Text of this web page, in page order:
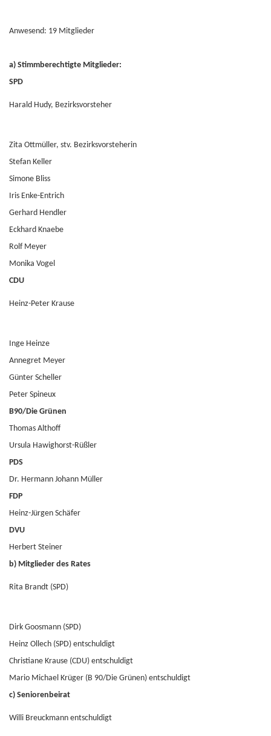
Anwesend: 19 Mitglieder
a) Stimmberechtigte Mitglieder:
SPD
Harald Hudy, Bezirksvorsteher
Zita Ottmüller, stv. Bezirksvorsteherin
Stefan Keller
Simone Bliss
Iris Enke-Entrich
Gerhard Hendler
Eckhard Knaebe
Rolf Meyer
Monika Vogel
CDU
Heinz-Peter Krause
Inge Heinze
Annegret Meyer
Günter Scheller
Peter Spineux
B90/Die Grünen
Thomas Althoff
Ursula Hawighorst-Rüßler
PDS
Dr. Hermann Johann Müller
FDP
Heinz-Jürgen Schäfer
DVU
Herbert Steiner
b) Mitglieder des Rates
Rita Brandt (SPD)
Dirk Goosmann (SPD)
Heinz Ollech (SPD) entschuldigt
Christiane Krause (CDU) entschuldigt
Mario Michael Krüger (B 90/Die Grünen) entschuldigt
c) Seniorenbeirat
Willi Breuckmann entschuldigt